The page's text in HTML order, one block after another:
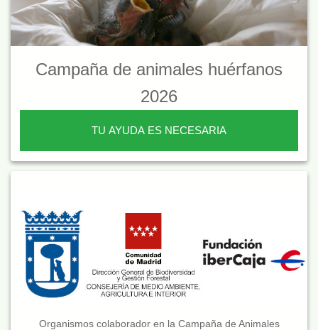
Campaña de animales huérfanos
2026
TU AYUDA ES NECESARIA
Organismos colaborador en la Campaña de Animales